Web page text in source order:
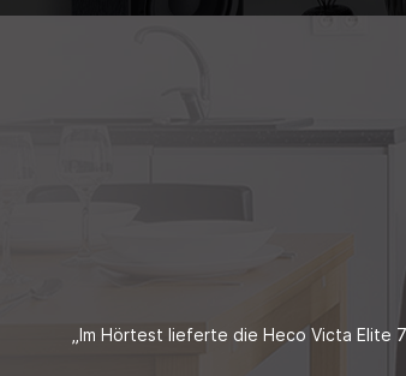
„Im Hörtest lieferte die Heco Victa Elite